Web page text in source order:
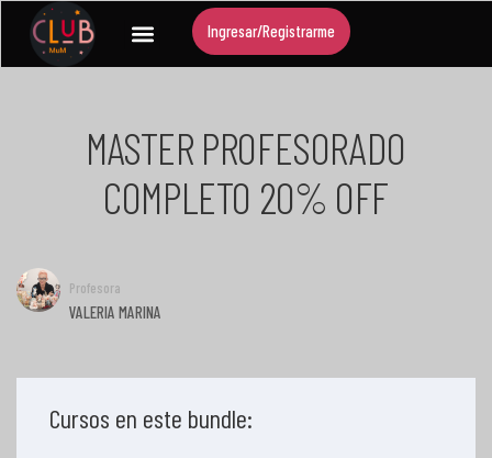
Ingresar/Registrarme
MASTER PROFESORADO
COMPLETO 20% OFF
Profesora
VALERIA MARINA
Cursos en este bundle: